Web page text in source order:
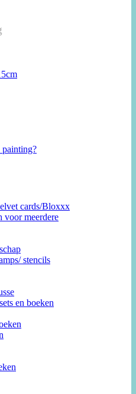
cards/Bloxxx
voor meerdere
stencils
en boeken